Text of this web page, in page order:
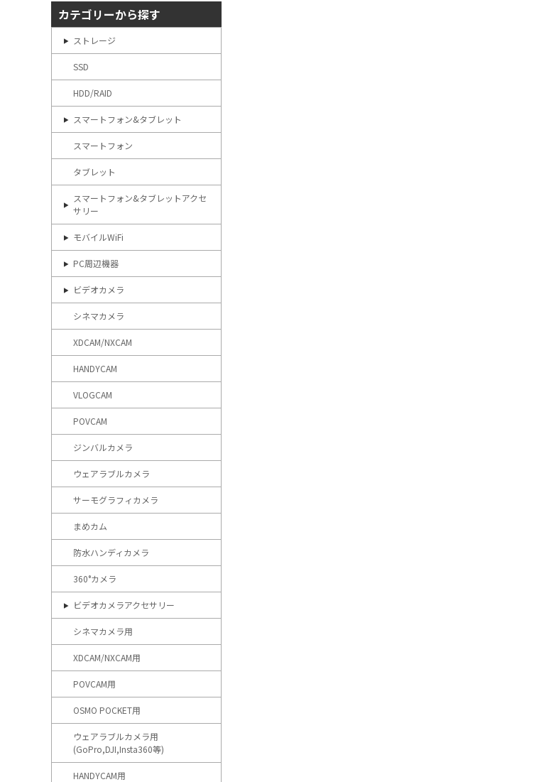
カテゴリーから探す
ストレージ
SSD
HDD/RAID
スマートフォン&タブレット
スマートフォン
タブレット
スマートフォン&タブレットアクセ
サリー
モバイルWiFi
PC周辺機器
ビデオカメラ
シネマカメラ
XDCAM/NXCAM
HANDYCAM
VLOGCAM
POVCAM
ジンバルカメラ
ウェアラブルカメラ
サーモグラフィカメラ
まめカム
防水ハンディカメラ
360°カメラ
ビデオカメラアクセサリー
シネマカメラ用
XDCAM/NXCAM用
POVCAM用
OSMO POCKET用
ウェアラブルカメラ用
(GoPro,DJI,Insta360等)
HANDYCAM用